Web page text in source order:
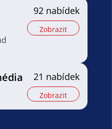
92 nabídek
Zobrazit
21 nabídek
Zobrazit